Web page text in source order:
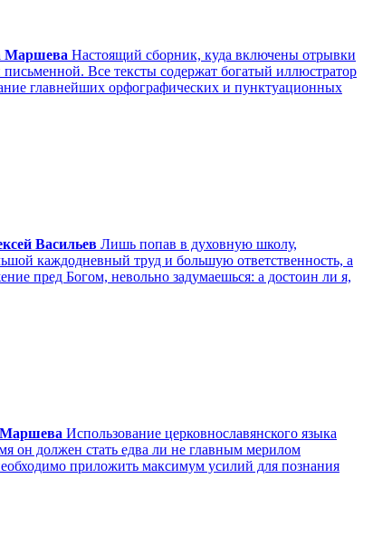
Маршева Настоящий сборник, куда включены отрывки
Все тексты содержат богатый иллюстратор
главнейших орфографических и пунктуационных
Васильев Лишь попав в духовную школу,
каждодневный труд и большую ответственность, а
пред Богом, невольно задумаешься: а достоин ли я,
Использование церковнославянского языка
он должен стать едва ли не главным мерилом
приложить максимум усилий для познания